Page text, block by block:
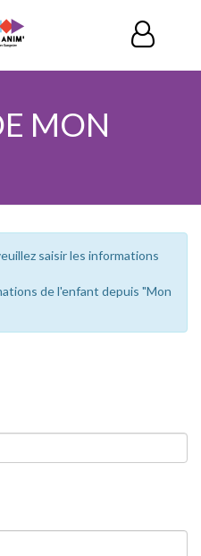
MON
saisir les informations
de l'enfant depuis "Mon